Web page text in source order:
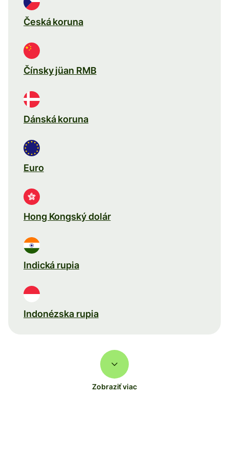
Česká koruna
Čínsky jüan RMB
Dánská koruna
Euro
Hong Kongský dolár
Indická rupia
Indonézska rupia
Zobraziť viac